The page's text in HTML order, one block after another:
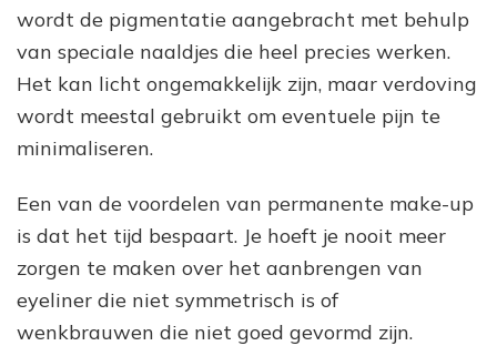
wordt de pigmentatie aangebracht met behulp
van speciale naaldjes die heel precies werken.
Het kan licht ongemakkelijk zijn, maar verdoving
wordt meestal gebruikt om eventuele pijn te
minimaliseren.
Een van de voordelen van permanente make-up
is dat het tijd bespaart. Je hoeft je nooit meer
zorgen te maken over het aanbrengen van
eyeliner die niet symmetrisch is of
wenkbrauwen die niet goed gevormd zijn.